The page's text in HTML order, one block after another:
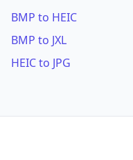
BMP to HEIC
BMP to JXL
HEIC to JPG